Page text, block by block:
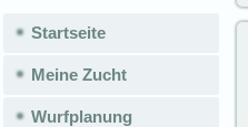
Startseite
Meine Zucht
Wurfplanung